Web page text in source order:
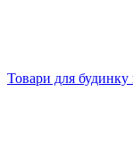
Товари для будинку